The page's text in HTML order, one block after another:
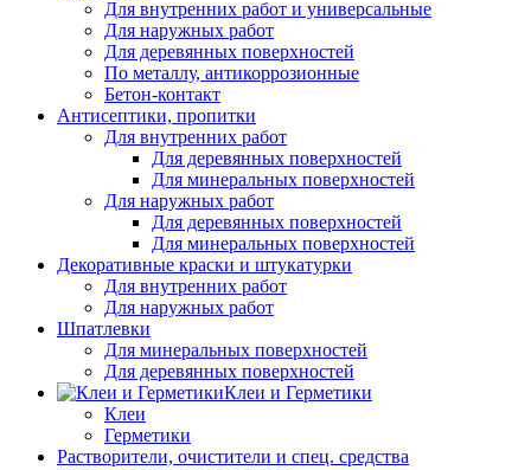
Для внутренних работ и универсальные
Для наружных работ
Для деревянных поверхностей
По металлу, антикоррозионные
Бетон-контакт
Антисептики, пропитки
Для внутренних работ
Для деревянных поверхностей
Для минеральных поверхностей
Для наружных работ
Для деревянных поверхностей
Для минеральных поверхностей
Декоративные краски и штукатурки
Для внутренних работ
Для наружных работ
Шпатлевки
Для минеральных поверхностей
Для деревянных поверхностей
Клеи и Герметики
Клеи
Герметики
Растворители, очистители и спец. средства